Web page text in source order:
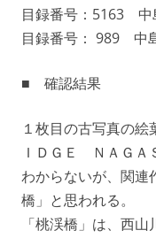
目録番号：5163 中
目録番号： 989 中
■ 確認結果
１枚目の古写真の
ＩＤＧＥ ＮＡＧＡ
わからないが、関連
橋」と思われる。
「桃渓橋」は、西